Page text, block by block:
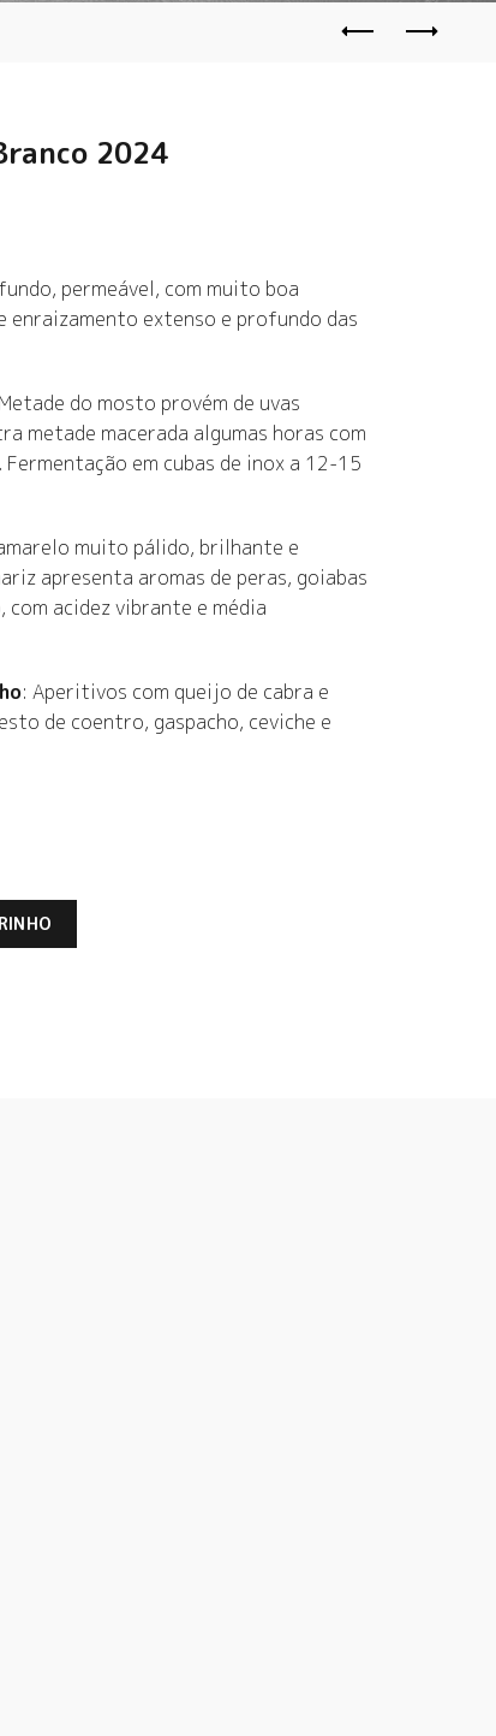
2024
permeável, com muito boa
enraizamento extenso e profundo das
do mosto provém de uvas
metade macerada algumas horas com
em cubas de inox a 12-15
muito pálido, brilhante e
apresenta aromas de peras, goiabas
acidez vibrante e média
: Aperitivos com queijo de cabra e
de coentro, gaspacho, ceviche e
quantidade